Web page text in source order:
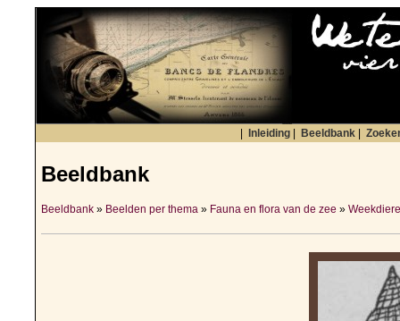
Inleiding Beeldbank
Beeldbank
Beeldbank » Beelden per thema » Fauna en flora van de zee »